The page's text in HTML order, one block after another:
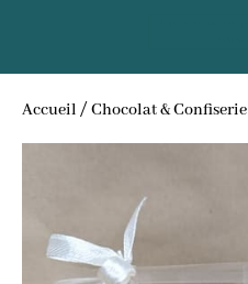
Accueil / Chocolat & Confiserie